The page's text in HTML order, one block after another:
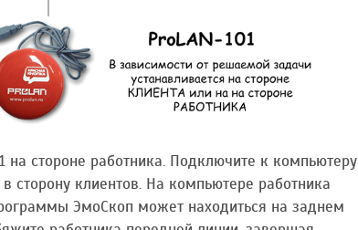
на стороне работника. Подключите к компьютеру
сторону клиентов. На компьютере работника
ЭмоСкоп может находиться на заднем